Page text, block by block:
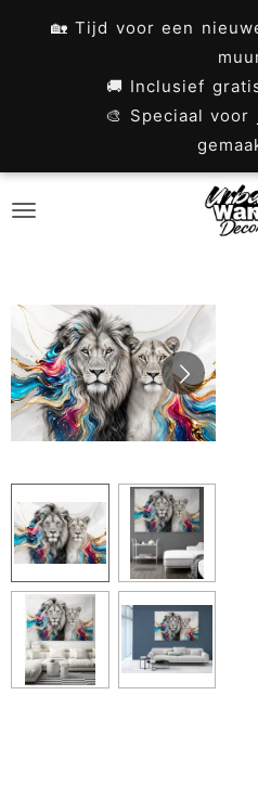
🏡 Tijd voor een
🚚 Inclusief
🎨 Speciaal voor